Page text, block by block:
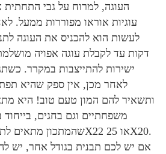
העוגה, למרוח על גבי התחתית
עוגיות אוראו מפוררות ממעל.
דקות עד לקבלת עוגה אפויה
ישירות להתייצבות במקרר.
לאחר מכן, אין ספק שהיא
ותשאיר להם המון טעם טוב! היא
משפחתיים וגם בחגים,
אם יש לכם תבנית בגודל אחר, יש